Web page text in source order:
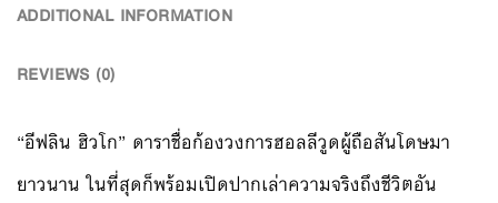
ADDITIONAL INFORMATION
REVIEWS (0)
“อีฟลิน ฮิวโก” ดาราชื่อก้องวงการฮอลลีวูดผู้ถือสันโดษมา
ยาวนาน ในที่สุดก็พร้อมเปิดปากเล่าความจริงถึงชีวิตอัน